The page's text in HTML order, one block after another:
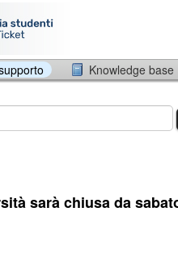
Knowledge base
sarà chiusa da